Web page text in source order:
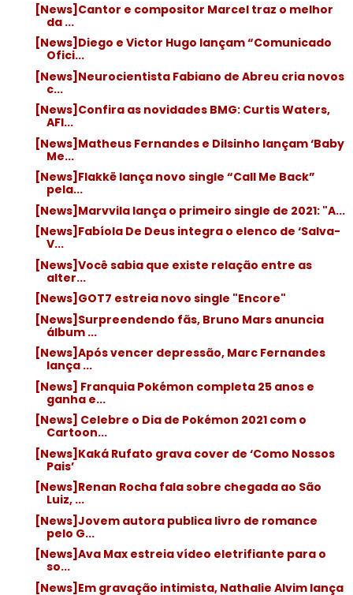
[News]Cantor e compositor Marcel traz o melhor
da ...
[News]Diego e Victor Hugo lançam “Comunicado
Ofici...
[News]Neurocientista Fabiano de Abreu cria novos
c...
[News]Confira as novidades BMG: Curtis Waters,
AFI...
[News]Matheus Fernandes e Dilsinho lançam ‘Baby
Me...
[News]Flakkë lança novo single “Call Me Back”
pela...
[News]Marvvila lança o primeiro single de 2021: "A...
[News]Fabíola De Deus integra o elenco de ‘Salva-
V...
[News]Você sabia que existe relação entre as
alter...
[News]GOT7 estreia novo single "Encore"
[News]Surpreendendo fãs, Bruno Mars anuncia
álbum ...
[News]Após vencer depressão, Marc Fernandes
lança ...
[News] Franquia Pokémon completa 25 anos e
ganha e...
[News] Celebre o Dia de Pokémon 2021 com o
Cartoon...
[News]Kaká Rufato grava cover de ‘Como Nossos
Pais’
[News]Renan Rocha fala sobre chegada ao São
Luiz, ...
[News]Jovem autora publica livro de romance
pelo G...
[News]Ava Max estreia vídeo eletrifiante para o
so...
[News]Em gravação intimista, Nathalie Alvim lança